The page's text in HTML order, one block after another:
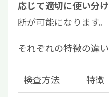
応じて適切に使い分
断が可能になります。
それぞれの特徴の違
検査方法 特徴